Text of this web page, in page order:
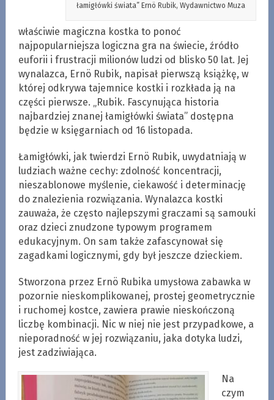
łamigłówki świata” Ernö Rubik, Wydawnictwo Muza
właściwie magiczna kostka to ponoć
najpopularniejsza logiczna gra na świecie, źródło
euforii i frustracji milionów ludzi od blisko 50 lat. Jej
wynalazca, Ernö Rubik, napisał pierwszą książkę, w
której odkrywa tajemnice kostki i rozkłada ją na
części pierwsze. „Rubik. Fascynująca historia
najbardziej znanej łamigłówki świata” dostępna
będzie w księgarniach od 16 listopada.
Łamigłówki, jak twierdzi Ernö Rubik, uwydatniają w
ludziach ważne cechy: zdolność koncentracji,
nieszablonowe myślenie, ciekawość i determinację
do znalezienia rozwiązania. Wynalazca kostki
zauważa, że często najlepszymi graczami są samouki
oraz dzieci znudzone typowym programem
edukacyjnym. On sam także zafascynował się
zagadkami logicznymi, gdy był jeszcze dzieckiem.
Stworzona przez Ernö Rubika umysłowa zabawka w
pozornie nieskomplikowanej, prostej geometrycznie
i ruchomej kostce, zawiera prawie nieskończoną
liczbę kombinacji. Nic w niej nie jest przypadkowe, a
nieporadność w jej rozwiązaniu, jaka dotyka ludzi,
jest zadziwiająca.
Na
czym